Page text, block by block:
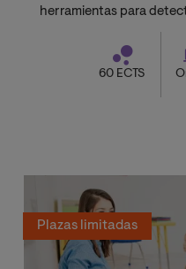
herramientas para
diseñar estrategias
60 ECTS
Plazas limitadas